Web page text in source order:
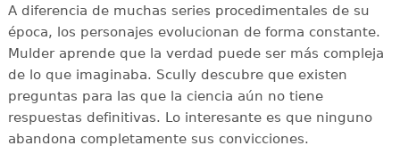
A diferencia de muchas series procedimentales de su
época, los personajes evolucionan de forma constante.
Mulder aprende que la verdad puede ser más compleja
de lo que imaginaba. Scully descubre que existen
preguntas para las que la ciencia aún no tiene
respuestas definitivas. Lo interesante es que ninguno
abandona completamente sus convicciones.